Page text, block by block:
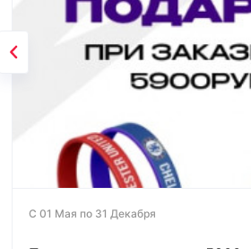
С 01 Мая по 31 Декабря